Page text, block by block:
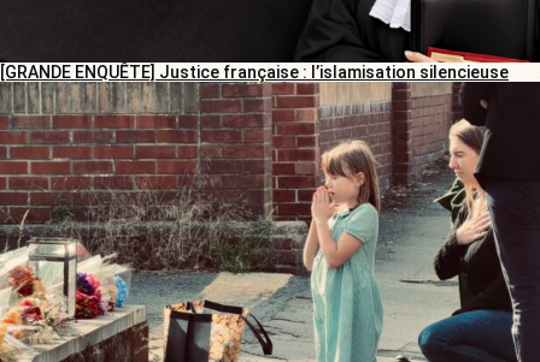
[GRANDE ENQUÊTE] Justice française : l’islamisation silencieuse